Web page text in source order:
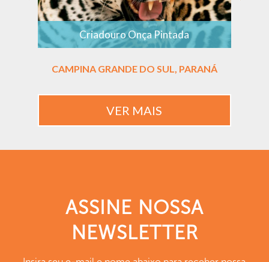
Criadouro Onça Pintada
CAMPINA GRANDE DO SUL, PARANÁ
VER MAIS
ASSINE NOSSA
NEWSLETTER